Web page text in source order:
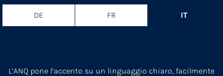
DE FR IT
L’ANQ pone l’accento su un linguaggio chiaro, facilmente